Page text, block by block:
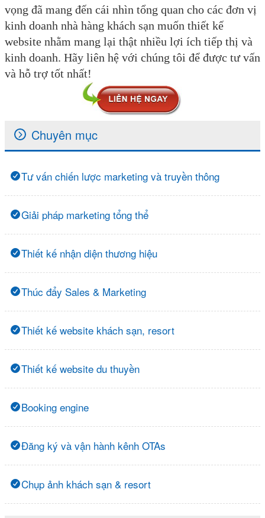
vọng đã mang đến cái nhìn tổng quan cho các đơn vị
kinh doanh nhà hàng khách sạn muốn thiết kế
website nhằm mang lại thật nhiều lợi ích tiếp thị và
kinh doanh. Hãy liên hệ với chúng tôi để được tư vấn
và hỗ trợ tốt nhất!
Chuyên mục
Tư vấn chiến lược marketing và truyền thông
Giải pháp marketing tổng thể
Thiết kế nhận diện thương hiệu
Thúc đẩy Sales & Marketing
Thiết kế website khách sạn, resort
Thiết kế website du thuyền
Booking engine
Đăng ký và vận hành kênh OTAs
Chụp ảnh khách sạn & resort